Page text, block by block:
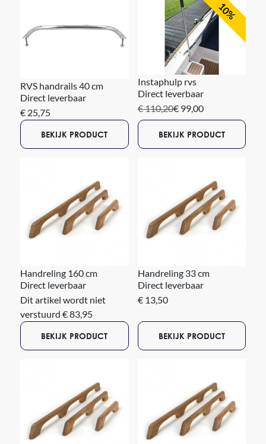
RVS handrails 40 cm
Direct leverbaar
€ 25,75
BEKIJK PRODUCT
10%
Instaphulp rvs
Direct leverbaar
€ 110,20€ 99,00
BEKIJK PRODUCT
Handreling 160 cm
Direct leverbaar
Dit artikel wordt niet
verstuurd € 83,95
BEKIJK PRODUCT
Handreling 33 cm
Direct leverbaar
€ 13,50
BEKIJK PRODUCT